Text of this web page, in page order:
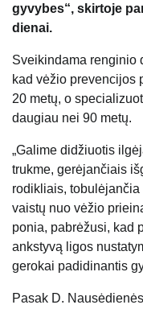
gyvybes“, skirtoje
dienai.
Sveikindama renginio
kad vėžio prevencijos
20 metų, o
daugiau nei 90 metų.
„Galime didžiuotis
trukme, gerėjančiais
rodikliais,
vaistų nuo vėžio
ponia, pabrėžusi, kad
ankstyvą ligos
gerokai padidinantis
Pasak D.